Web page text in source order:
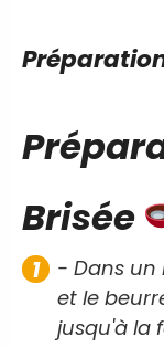
Brisée
- Dans un
et le
jusqu'à la